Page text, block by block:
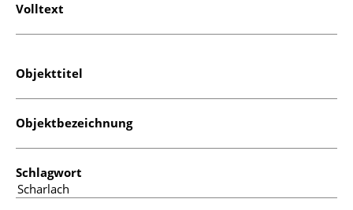
Volltext
Objekttitel
Objektbezeichnung
Schlagwort